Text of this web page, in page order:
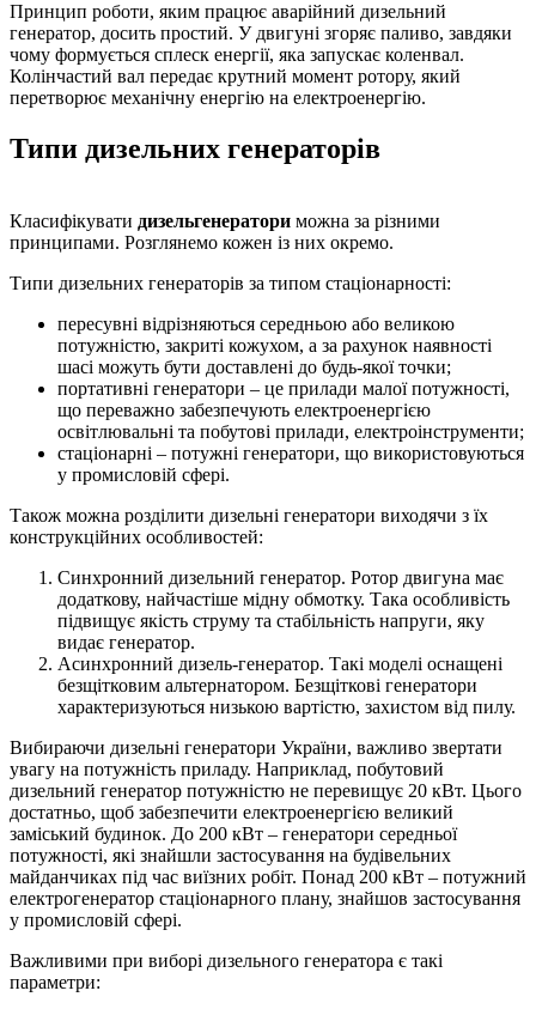
Принцип роботи, яким працює аварійний дизельний
генератор, досить простий. У двигуні згоряє паливо, завдяки
чому формується сплеск енергії, яка запускає коленвал.
Колінчастий вал передає крутний момент ротору, який
перетворює механічну енергію на електроенергію.
Типи дизельних генераторів
Класифікувати дизельгенератори можна за різними
принципами. Розглянемо кожен із них окремо.
Типи дизельних генераторів за типом стаціонарності:
пересувні відрізняються середньою або великою
потужністю, закриті кожухом, а за рахунок наявності
шасі можуть бути доставлені до будь-якої точки;
портативні генератори – це прилади малої потужності,
що переважно забезпечують електроенергією
освітлювальні та побутові прилади, електроінструменти;
стаціонарні – потужні генератори, що використовуються
у промисловій сфері.
Також можна розділити дизельні генератори виходячи з їх
конструкційних особливостей:
Синхронний дизельний генератор. Ротор двигуна має
додаткову, найчастіше мідну обмотку. Така особливість
підвищує якість струму та стабільність напруги, яку
видає генератор.
Асинхронний дизель-генератор. Такі моделі оснащені
безщітковим альтернатором. Безщіткові генератори
характеризуються низькою вартістю, захистом від пилу.
Вибираючи дизельні генератори України, важливо звертати
увагу на потужність приладу. Наприклад, побутовий
дизельний генератор потужністю не перевищує 20 кВт. Цього
достатньо, щоб забезпечити електроенергією великий
заміський будинок. До 200 кВт – генератори середньої
потужності, які знайшли застосування на будівельних
майданчиках під час виїзних робіт. Понад 200 кВт – потужний
електрогенератор стаціонарного плану, знайшов застосування
у промисловій сфері.
Важливими при виборі дизельного генератора є такі
параметри: